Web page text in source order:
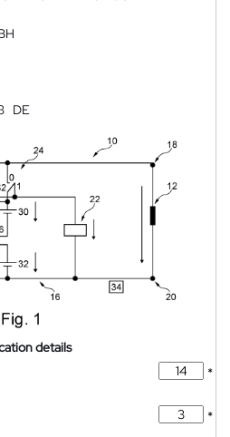
DE
details
*
*